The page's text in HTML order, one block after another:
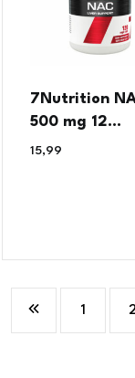
7Nutrition
500 mg 12...
15,99
1 2